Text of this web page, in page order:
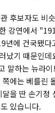
후보자도 비
강연에서
년에 건국됐다
났기 때문인
말하는 뉴라
에는 베를린
을 딴 손기정
있습니다.